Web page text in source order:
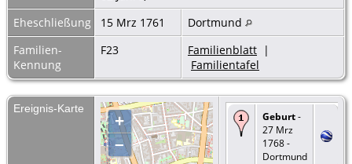
Eheschließung
15 Mrz 1761
Dortmund
Familien-
Kennung
F23 Familienblatt |
Familientafel
Ereignis-Karte
+
–
Geburt-
27 Mrz
1768 -
Dortmund